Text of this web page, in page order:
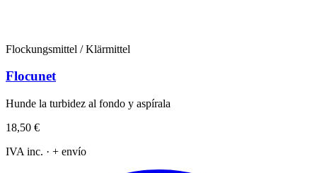
Flockungsmittel / Klärmittel
Flocunet
Hunde la turbidez al fondo y aspírala
18,50 €
IVA inc. · + envío